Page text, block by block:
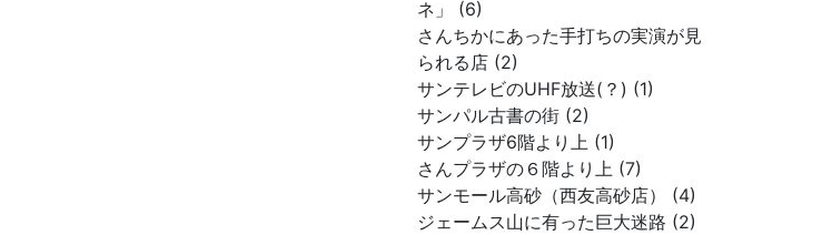
ネ」 (6)
さんちかにあった手打ちの実演が見
られる店 (2)
サンテレビのUHF放送(？) (1)
サンパル古書の街 (2)
サンプラザ6階より上 (1)
さんプラザの６階より上 (7)
サンモール高砂（西友高砂店） (4)
ジェームス山に有った巨大迷路 (2)